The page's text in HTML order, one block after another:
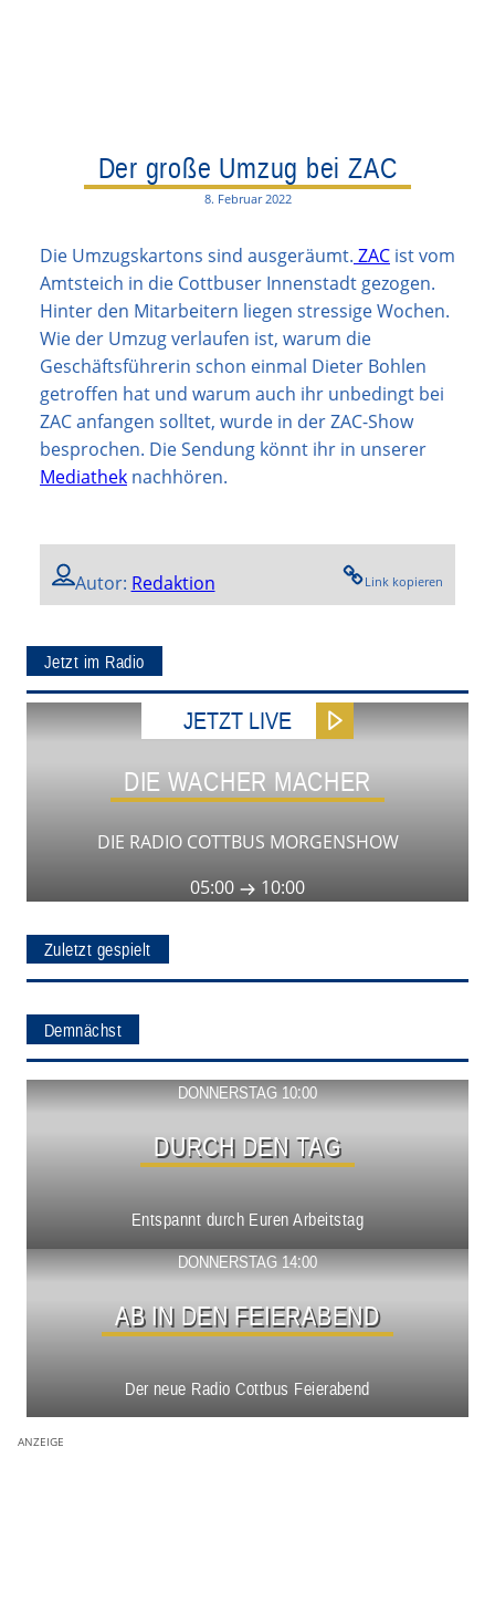
Der große Umzug bei ZAC
8. Februar 2022
Die Umzugskartons sind ausgeräumt. ZAC ist vom
Amtsteich in die Cottbuser Innenstadt gezogen.
Hinter den Mitarbeitern liegen stressige Wochen.
Wie der Umzug verlaufen ist, warum die
Geschäftsführerin schon einmal Dieter Bohlen
getroffen hat und warum auch ihr unbedingt bei
ZAC anfangen solltet, wurde in der ZAC-Show
besprochen. Die Sendung könnt ihr in unserer
Mediathek nachhören.
Autor: Redaktion Link kopieren
Jetzt im Radio
JETZT LIVE
DIE WACHER MACHER
DIE RADIO COTTBUS MORGENSHOW
05:00
10:00
Zuletzt gespielt
Demnächst
DONNERSTAG 10:00
DURCH DEN TAG
Entspannt durch Euren Arbeitstag
Show ansehen
DONNERSTAG 14:00
AB IN DEN FEIERABEND
Der neue Radio Cottbus Feierabend
Show ansehen